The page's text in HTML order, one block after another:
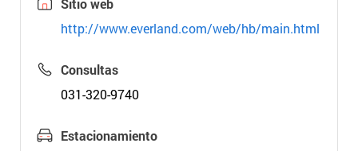
Sitio web
http://www.everland.com/web/hb/main.html
Consultas
031-320-9740
Estacionamiento